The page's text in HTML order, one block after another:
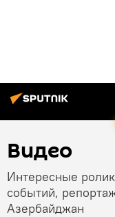
Видео
Интересные
событий,
Азербайджан